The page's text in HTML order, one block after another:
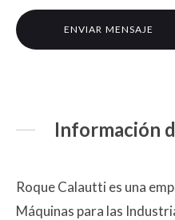
Información
Roque Calautti es una
Máquinas para las